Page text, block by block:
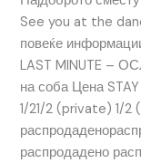
See you at the
повеќе
LAST MINUTE –
на соба Цена
1/21/2 (private) 1/2
распродадено